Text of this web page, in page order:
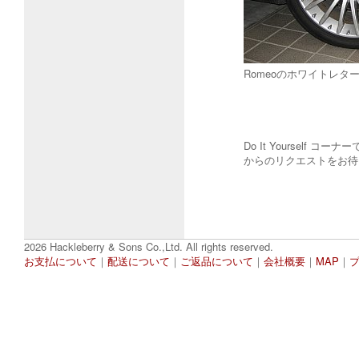
Romeoのホワイトレタ
Do It Yourself コーナー
からのリクエストを
2026 Hackleberry & Sons Co.,Ltd. All rights reserved.
お支払について ｜ 配送について ｜ ご返品について ｜ 会社概要 ｜ MAP ｜